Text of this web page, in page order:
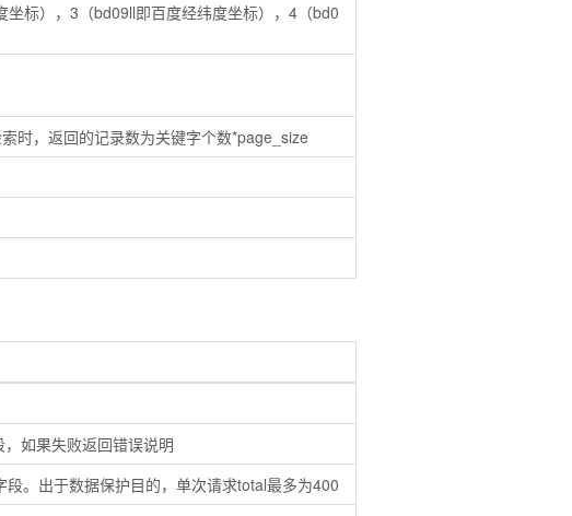
标），3（bd09ll即百度经纬度坐标），4（bd0
时，返回的记录数为关键字个数*page_size
如果失败返回错误说明
。出于数据保护目的，单次请求total最多为400